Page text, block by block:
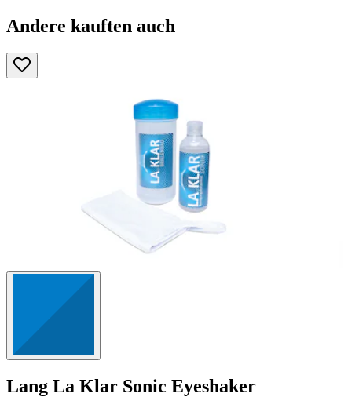
Andere kauften auch
Lang La Klar Sonic Eyeshaker